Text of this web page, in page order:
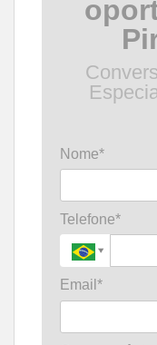
Nome*
Telefone*
Email*